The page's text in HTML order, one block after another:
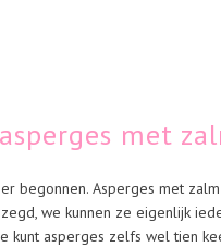
met
begonnen. Asperges met
we kunnen ze eigenlijk
kunt asperges zelfs wel tien